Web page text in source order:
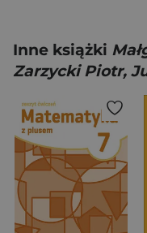
Inne książki
Zarzycki Piotr,